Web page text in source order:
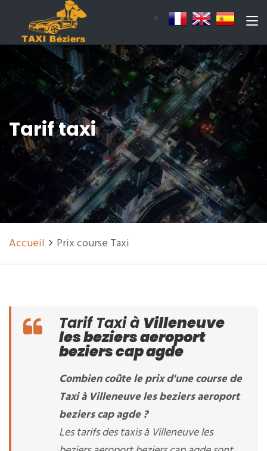
Tarif taxi
Accueil Prix course Taxi
Tarif Taxi à Villeneuve
les beziers aeroport
beziers cap agde
Combien coûte le prix d'une course de
Taxi à Villeneuve les beziers aeroport
beziers cap agde ?
Les tarifs des taxis à Villeneuve les